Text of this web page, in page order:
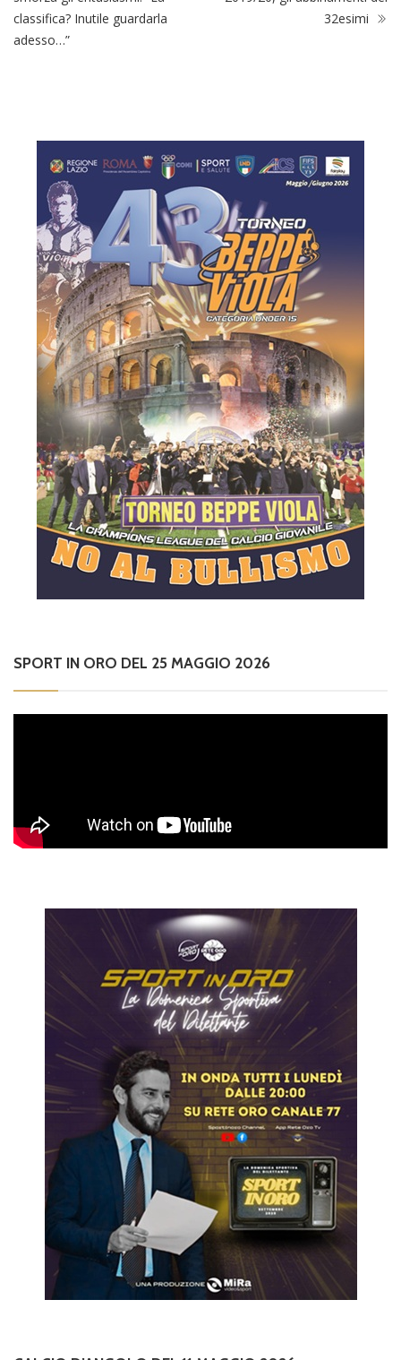
classifica? Inutile guardarla
adesso…”
32esimi
SPORT IN ORO DEL 25 MAGGIO 2026